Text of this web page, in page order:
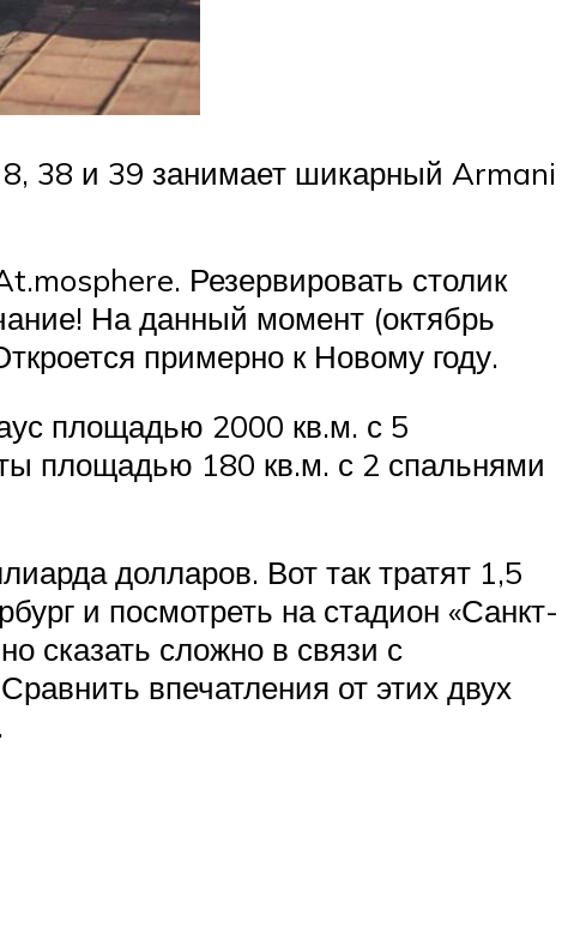
38 и 39 занимает шикарный Armani
Резервировать столик
На данный момент (октябрь
примерно к Новому году.
площадью 2000 кв.м. с 5
площадью 180 кв.м. с 2 спальнями
долларов. Вот так тратят 1,5
и посмотреть на стадион «Санкт-
сказать сложно в связи с
впечатления от этих двух